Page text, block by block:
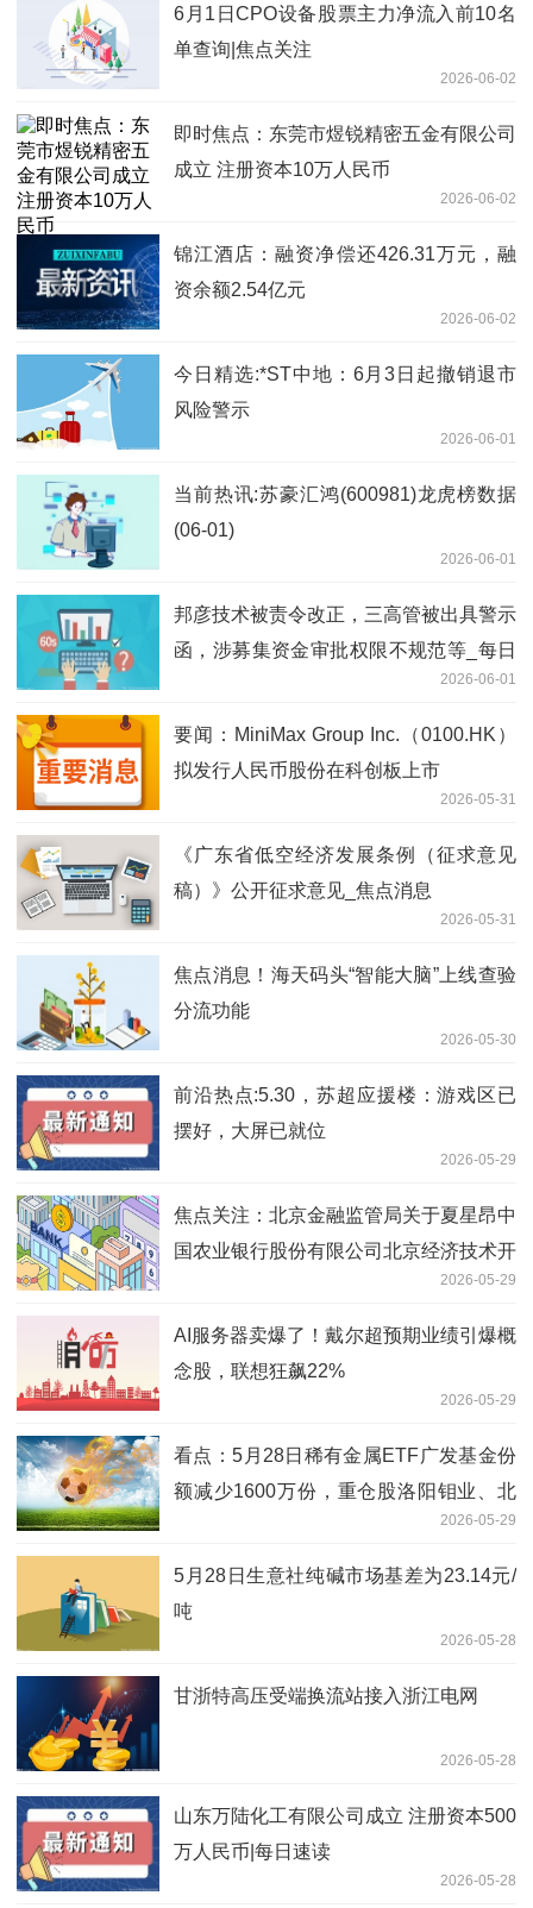
6月1日CPO设备股票主力净流入前10名
单查询|焦点关注
2026-06-02
即时焦点：东莞市煜锐精密五金有限公司
成立 注册资本10万人民币
2026-06-02
锦江酒店：融资净偿还426.31万元，融
资余额2.54亿元
2026-06-02
今日精选:*ST中地：6月3日起撤销退市
风险警示
2026-06-01
当前热讯:苏豪汇鸿(600981)龙虎榜数据
(06-01)
2026-06-01
邦彦技术被责令改正，三高管被出具警示
函，涉募集资金审批权限不规范等_每日
2026-06-01
要闻：MiniMax Group Inc.（0100.HK）
拟发行人民币股份在科创板上市
2026-05-31
《广东省低空经济发展条例（征求意见
稿）》公开征求意见_焦点消息
2026-05-31
焦点消息！海天码头“智能大脑”上线查验
分流功能
2026-05-30
前沿热点:5.30，苏超应援楼：游戏区已
摆好，大屏已就位
2026-05-29
焦点关注：北京金融监管局关于夏星昂中
国农业银行股份有限公司北京经济技术开
2026-05-29
AI服务器卖爆了！戴尔超预期业绩引爆概
念股，联想狂飙22%
2026-05-29
看点：5月28日稀有金属ETF广发基金份
额减少1600万份，重仓股洛阳钼业、北
2026-05-29
5月28日生意社纯碱市场基差为23.14元/
吨
2026-05-28
甘浙特高压受端换流站接入浙江电网
2026-05-28
山东万陆化工有限公司成立 注册资本500
万人民币|每日速读
2026-05-28